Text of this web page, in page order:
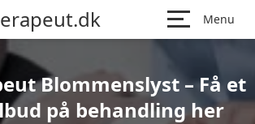
Menu
Blommenslyst – Få et
på behandling her